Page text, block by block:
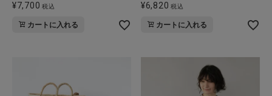
食品
¥7,700 税込
カートに入れる
¥6,820 税込
カートに入れる